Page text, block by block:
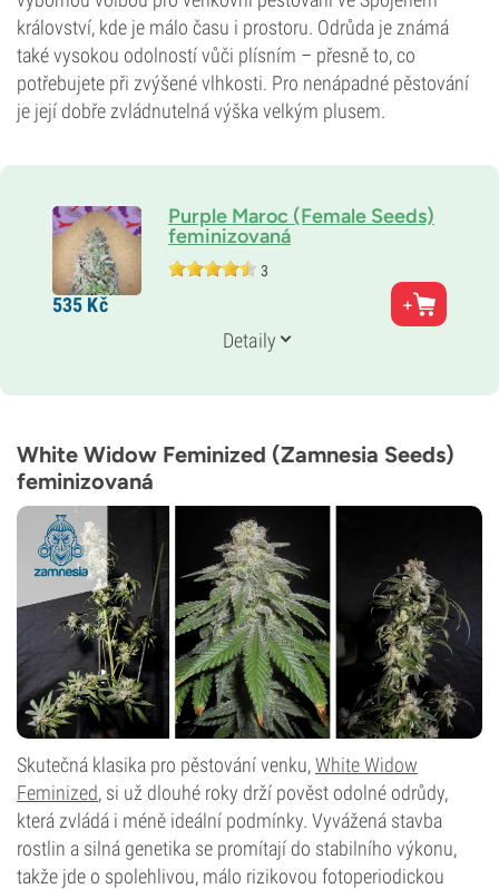
království, kde je málo času i prostoru. Odrůda je známá
také vysokou odolností vůči plísním – přesně to, co
potřebujete při zvýšené vlhkosti. Pro nenápadné pěstování
je její dobře zvládnutelná výška velkým plusem.
Purple Maroc (Female Seeds)
feminizovaná
3
Rodiče
Purple Power x Maroc
Fotoperioda
535 Kč
Detaily
White Widow Feminized (Zamnesia Seeds)
feminizovaná
Skutečná klasika pro pěstování venku,White Widow
Feminized, si už dlouhé roky drží pověst odolné odrůdy,
která zvládá i méně ideální podmínky. Vyvážená stavba
rostlin a silná genetika se promítají do stabilního výkonu,
takže jde o spolehlivou, málo rizikovou fotoperiodickou